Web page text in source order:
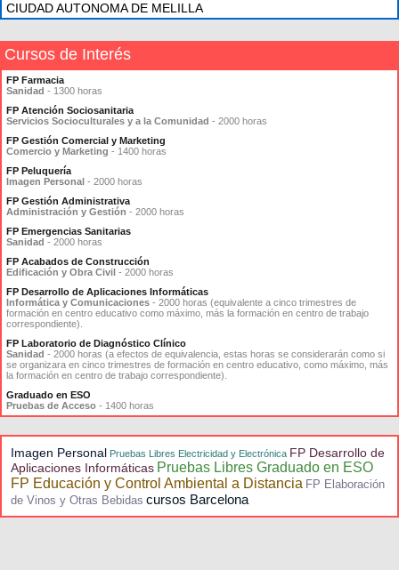
CIUDAD AUTONOMA DE MELILLA
Cursos de Interés
FP Farmacia
Sanidad - 1300 horas
FP Atención Sociosanitaria
Servicios Socioculturales y a la Comunidad - 2000 horas
FP Gestión Comercial y Marketing
Comercio y Marketing - 1400 horas
FP Peluquería
Imagen Personal - 2000 horas
FP Gestión Administrativa
Administración y Gestión - 2000 horas
FP Emergencias Sanitarias
Sanidad - 2000 horas
FP Acabados de Construcción
Edificación y Obra Civil - 2000 horas
FP Desarrollo de Aplicaciones Informáticas
Informática y Comunicaciones - 2000 horas (equivalente a cinco trimestres de
formación en centro educativo como máximo, más la formación en centro de trabajo
correspondiente).
FP Laboratorio de Diagnóstico Clínico
Sanidad - 2000 horas (a efectos de equivalencia, estas horas se considerarán como si
se organizara en cinco trimestres de formación en centro educativo, como máximo, más
la formación en centro de trabajo correspondiente).
Graduado en ESO
Pruebas de Acceso - 1400 horas
Imagen Personal Pruebas Libres Electricidad y Electrónica FP Desarrollo de
Aplicaciones Informáticas Pruebas Libres Graduado en ESO
FP Educación y Control Ambiental a Distancia FP Elaboración
de Vinos y Otras Bebidas cursos Barcelona